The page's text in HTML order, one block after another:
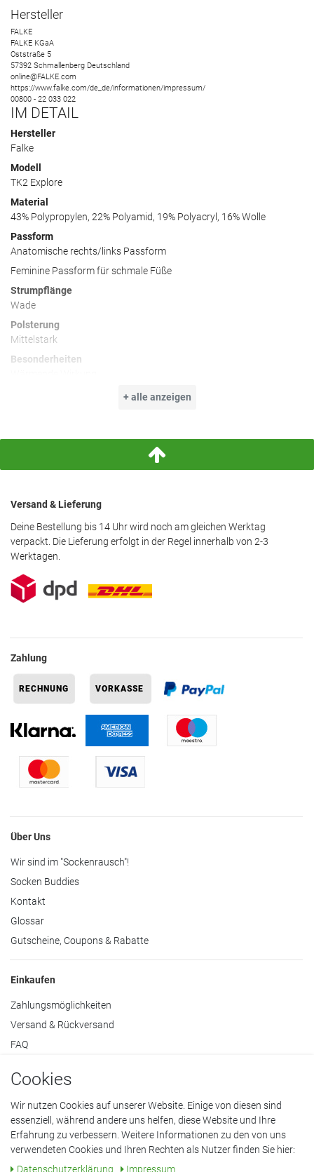
Hersteller
FALKE
FALKE KGaA
Oststraße 5
57392 Schmallenberg Deutschland
online@FALKE.com
https://www.falke.com/de_de/informationen/impressum/
00800 - 22 033 022
IM DETAIL
Hersteller
Falke
Modell
TK2 Explore
Material
43% Polypropylen, 22% Polyamid, 19% Polyacryl, 16% Wolle
Passform
Anatomische rechts/links Passform
Feminine Passform für schmale Füße
Strumpflänge
Wade
Polsterung
Mittelstark
Besonderheiten
Geruchshemmende Eigenschafte
3-Lagen-Konstruktion
+ alle anzeigen
Versand & Lieferung
Deine Bestellung bis 14 Uhr wird noch am gleichen Werktag
verpackt. Die Lieferung erfolgt in der Regel innerhalb von 2-3
Werktagen.
Zahlung
Über Uns
Wir sind im "Sockenrausch"!
Socken Buddies
Kontakt
Glossar
Gutscheine, Coupons & Rabatte
Einkaufen
Zahlungsmöglichkeiten
Versand & Rückversand
FAQ
Widerruf
Datenschutzerklärung • AGB •
Impressum
Cookies
Wir nutzen Cookies auf unserer Website. Einige von diesen sind
essenziell, während andere uns helfen, diese Website und Ihre
Erfahrung zu verbessern. Weitere Informationen zu den von uns
verwendeten Cookies und Ihren Rechten als Nutzer finden Sie hier:
Daten­schutz­erklärung
Impressum